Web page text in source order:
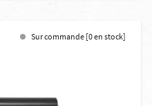
Sur commande [0 en stock]